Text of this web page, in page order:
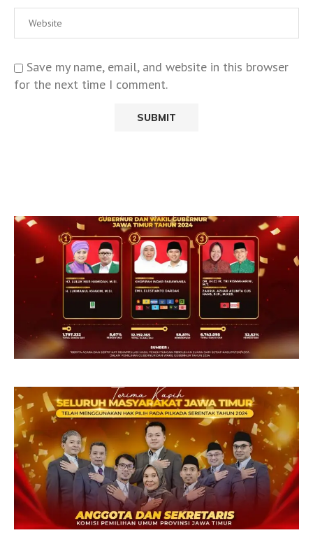
Save my name, email, and website in this browser
for the next time I comment.